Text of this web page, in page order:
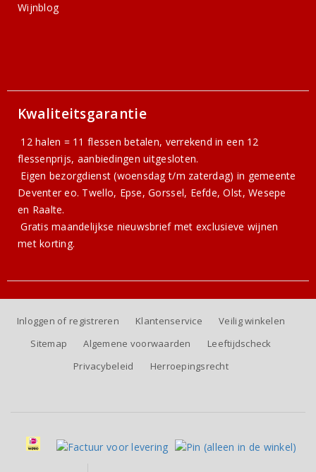
Wijnblog
Kwaliteitsgarantie
12 halen = 11 flessen betalen, verrekend in een 12
flessenprijs, aanbiedingen uitgesloten.
Eigen bezorgdienst (woensdag t/m zaterdag) in gemeente
Deventer eo. Twello, Epse, Gorssel, Eefde, Olst, Wesepe
en Raalte.
Gratismaandelijkse nieuwsbriefmet exclusieve wijnen
met korting.
Inloggen of registreren Klantenservice
Veilig winkelen
Sitemap
Algemene voorwaarden
Leeftijdscheck
Privacybeleid
Herroepingsrecht